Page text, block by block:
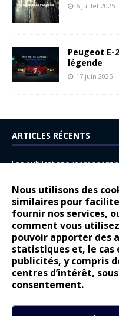
Nous utilisons des
similaires pour
fournir nos services,
comment vous
pouvoir apporter des
statistiques et, le cas
publicités, y compris
centres d’intérêt,
consentement.
6 juillet 2025
Peugeot E-
légende
17 juin 2025
ARTICLES RÉCENTS
Les publications reprennent
14 juillet : nouveau film de
Renault Espace : voyage,
Peugeot E-208 GTi :
COMMENTAIRES RÉCENTS
Bernard Dardartdans
Gilly